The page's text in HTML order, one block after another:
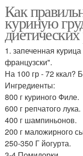
грудки
Как
куриную
1. запеченная
французски".
На 100 гр - 72 ккал?
Ингредиенты:
800 г куриного Филе.
600 г репчатого лука.
400 г шампиньонов.
200 г маложирного
250-350 Г йогурта.